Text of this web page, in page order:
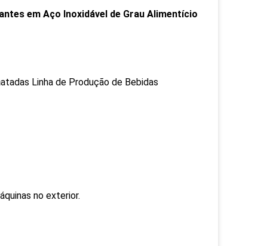
em Aço Inoxidável de Grau Alimentício
Linha de Produção de Bebidas
no exterior.